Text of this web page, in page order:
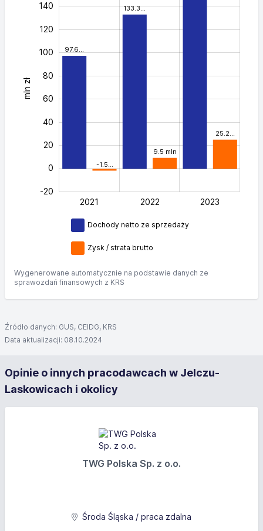
97.6…
133.3…
-1.5…
9.5 mln
25.2…
mln zł
-20
0
20
40
60
80
100
120
140
L
2021 2022 2023
Dochody netto ze sprzedaży
Zysk / strata brutto
Wygenerowane automatycznie na podstawie danych ze
sprawozdań finansowych z KRS
Źródło danych: GUS, CEIDG, KRS
Data aktualizacji: 08.10.2024
Opinie o innych pracodawcach w Jelczu-
Laskowicach i okolicy
TWG Polska Sp. z o.o.
Środa Śląska / praca zdalna